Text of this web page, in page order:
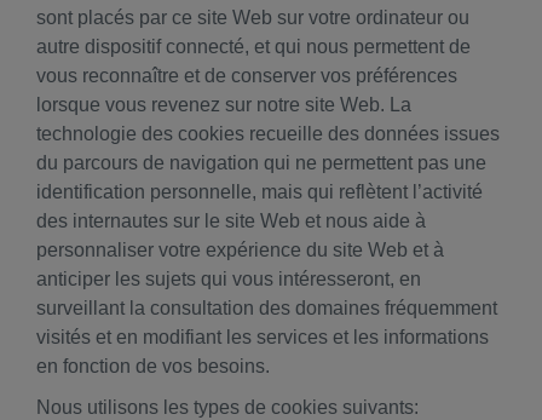
sont placés par ce site Web sur votre ordinateur ou
autre dispositif connecté, et qui nous permettent de
vous reconnaître et de conserver vos préférences
lorsque vous revenez sur notre site Web. La
technologie des cookies recueille des données issues
du parcours de navigation qui ne permettent pas une
identification personnelle, mais qui reflètent l’activité
des internautes sur le site Web et nous aide à
personnaliser votre expérience du site Web et à
anticiper les sujets qui vous intéresseront, en
surveillant la consultation des domaines fréquemment
visités et en modifiant les services et les informations
en fonction de vos besoins.
Nous utilisons les types de cookies suivants: